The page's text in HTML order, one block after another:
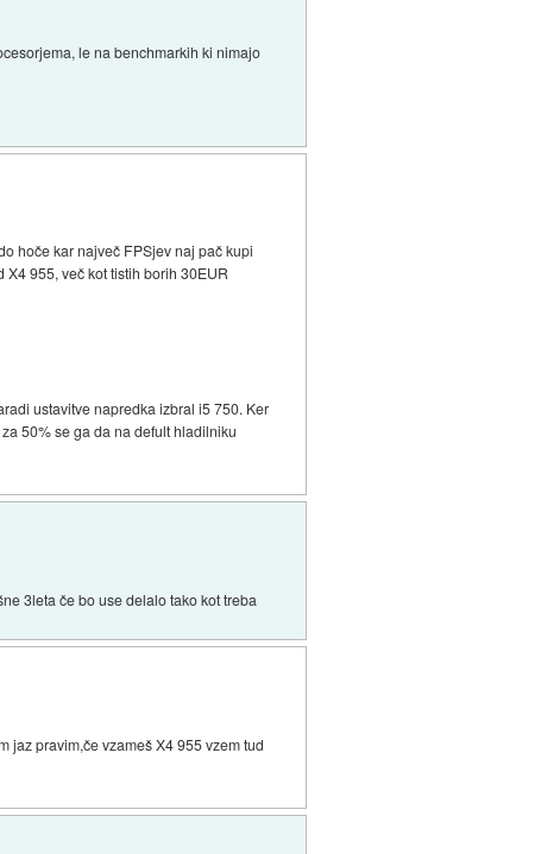
le na benchmarkih ki nimajo
hoče kar največ FPSjev naj pač kupi
955, več kot tistih borih 30EUR
ustavitve napredka izbral i5 750. Ker
50% se ga da na defult hladilniku
3leta če bo use delalo tako kot treba
jaz pravim,če vzameš X4 955 vzem tud